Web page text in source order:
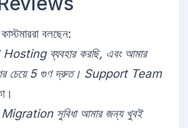
বলছেন:
ব্যবহার করছি, এবং আমার
চেয়ে 5 গুণ দ্রুত। Support Team
সুবিধা আমার জন্য খুবই